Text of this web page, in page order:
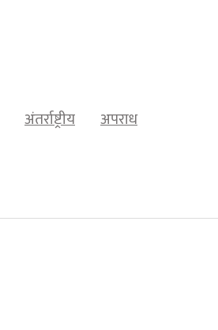
अंतर्राष्ट्रीय अपराध